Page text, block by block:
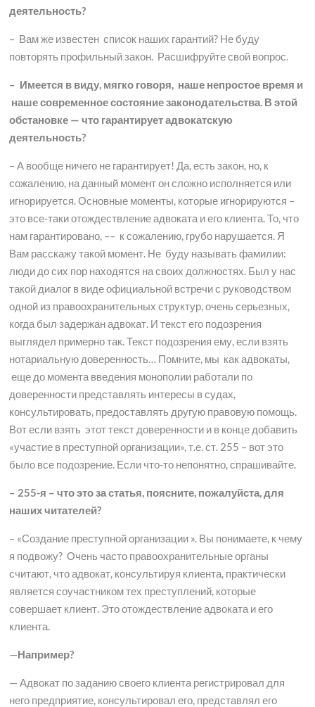
деятельность?
– Вам же известен список наших гарантий? Не буду
повторять профильный закон. Расшифруйте свой вопрос.
– Имеется в виду, мягко говоря, наше непростое время и
наше современное состояние законодательства. В этой
обстановке — что гарантирует адвокатскую
деятельность?
– А вообще ничего не гарантирует! Да, есть закон, но, к
сожалению, на данный момент он сложно исполняется или
игнорируется. Основные моменты, которые игнорируются –
это все-таки отождествление адвоката и его клиента. То, что
нам гарантировано, –– к сожалению, грубо нарушается. Я
Вам расскажу такой момент. Не буду называть фамилии:
люди до сих пор находятся на своих должностях. Был у нас
такой диалог в виде официальной встречи с руководством
одной из правоохранительных структур, очень серьезных,
когда был задержан адвокат. И текст его подозрения
выглядел примерно так. Текст подозрения ему, если взять
нотариальную доверенность… Помните, мы как адвокаты,
еще до момента введения монополии работали по
доверенности представлять интересы в судах,
консультировать, предоставлять другую правовую помощь.
Вот если взять этот текст доверенности и в конце добавить
«участие в преступной организации», т.е. ст. 255 – вот это
было все подозрение. Если что-то непонятно, спрашивайте.
– 255-я – что это за статья, поясните, пожалуйста, для
наших читателей?
– «Создание преступной организации ». Вы понимаете, к чему
я подвожу? Очень часто правоохранительные органы
считают, что адвокат, консультируя клиента, практически
является соучастником тех преступлений, которые
совершает клиент. Это отождествление адвоката и его
клиента.
—Например?
— Адвокат по заданию своего клиента регистрировал для
него предприятие, консультировал его, представлял его